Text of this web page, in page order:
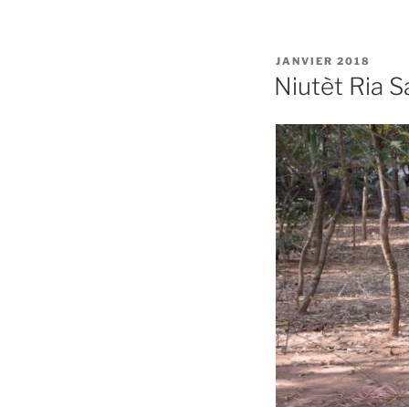
PUBLIÉ
LE
JANVIER 2018
Niutèt Ria